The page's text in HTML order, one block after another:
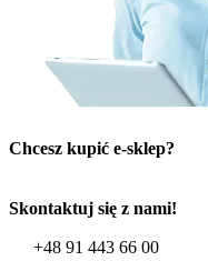
Chcesz kupić e-sklep?
Skontaktuj się z nami!
+48 91 443 66 00